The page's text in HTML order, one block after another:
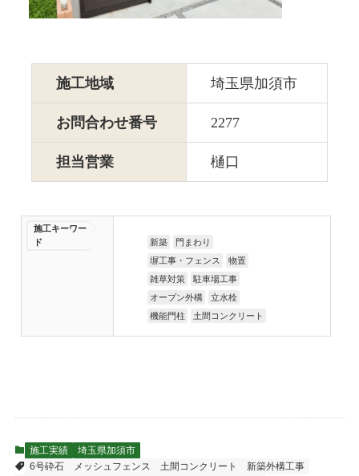
施工地域 埼玉県加須市
お問合わせ番号 2277
担当営業 樋口
施工キーワー
ド
新築
門まわり
塀工事・フェンス
物置
雑草対策
駐車場工事
オープン外構
立水栓
機能門柱
土間コンクリート
施工実績
埼玉県加須市
6号砕石
メッシュフェンス 土間コンクリート
新築外構工事